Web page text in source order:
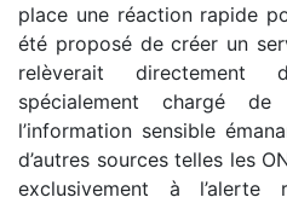
place une réaction rapide
été proposé de créer un
relèverait directement
spécialement chargé
l’information sensible
d’autres sources telles les
exclusivement à